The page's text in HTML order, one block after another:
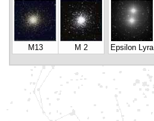
M13 M 2 Epsilon Lyra